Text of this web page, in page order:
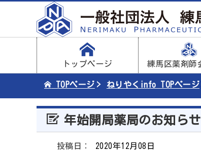
トップページ 練馬区薬剤師
TOPページ ねりやくinfo TOPページ
年始開局薬局のお知らせ
投稿日：
2020年12月08日